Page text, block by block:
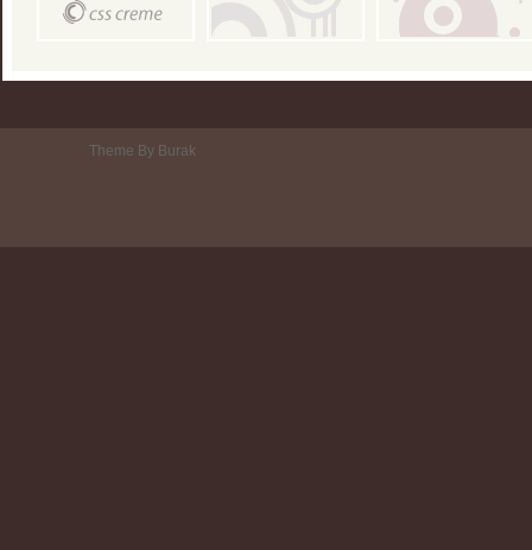
Theme By Burak